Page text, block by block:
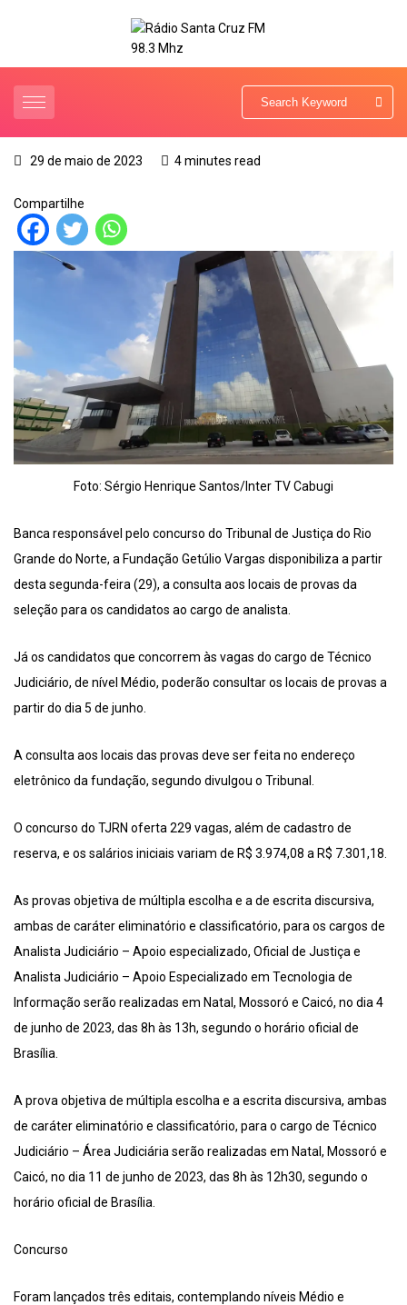
29 de maio de 2023 4 minutes read
Compartilhe
Foto: Sérgio Henrique Santos/Inter TV Cabugi
Banca responsável pelo concurso do Tribunal de Justiça do Rio
Grande do Norte, a Fundação Getúlio Vargas disponibiliza a partir
desta segunda-feira (29), a consulta aos locais de provas da
seleção para os candidatos ao cargo de analista.
Já os candidatos que concorrem às vagas do cargo de Técnico
Judiciário, de nível Médio, poderão consultar os locais de provas a
partir do dia 5 de junho.
A consulta aos locais das provas deve ser feita no endereço
eletrônico da fundação, segundo divulgou o Tribunal.
O concurso do TJRN oferta 229 vagas, além de cadastro de
reserva, e os salários iniciais variam de R$ 3.974,08 a R$ 7.301,18.
As provas objetiva de múltipla escolha e a de escrita discursiva,
ambas de caráter eliminatório e classificatório, para os cargos de
Analista Judiciário – Apoio especializado, Oficial de Justiça e
Analista Judiciário – Apoio Especializado em Tecnologia de
Informação serão realizadas em Natal, Mossoró e Caicó, no dia 4
de junho de 2023, das 8h às 13h, segundo o horário oficial de
Brasília.
A prova objetiva de múltipla escolha e a escrita discursiva, ambas
de caráter eliminatório e classificatório, para o cargo de Técnico
Judiciário – Área Judiciária serão realizadas em Natal, Mossoró e
Caicó, no dia 11 de junho de 2023, das 8h às 12h30, segundo o
horário oficial de Brasília.
Concurso
Foram lançados três editais, contemplando níveis Médio e